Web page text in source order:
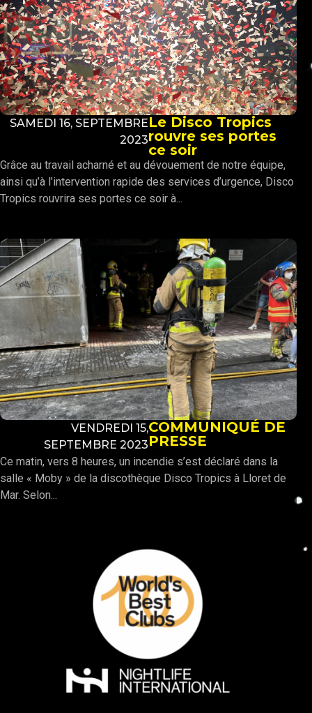
SAMEDI 16, SEPTEMBRE
2023
Le Disco Tropics
rouvre ses portes
ce soir
Grâce au travail acharné et au dévouement de notre équipe,
ainsi qu’à l’intervention rapide des services d’urgence, Disco
Tropics rouvrira ses portes ce soir à...
VENDREDI 15,
SEPTEMBRE 2023
COMMUNIQUÉ DE
PRESSE
Ce matin, vers 8 heures, un incendie s’est déclaré dans la
salle « Moby » de la discothèque Disco Tropics à Lloret de
Mar. Selon...